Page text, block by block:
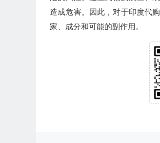
造成危害。因此，对于印度代
家、成分和可能的副作用。